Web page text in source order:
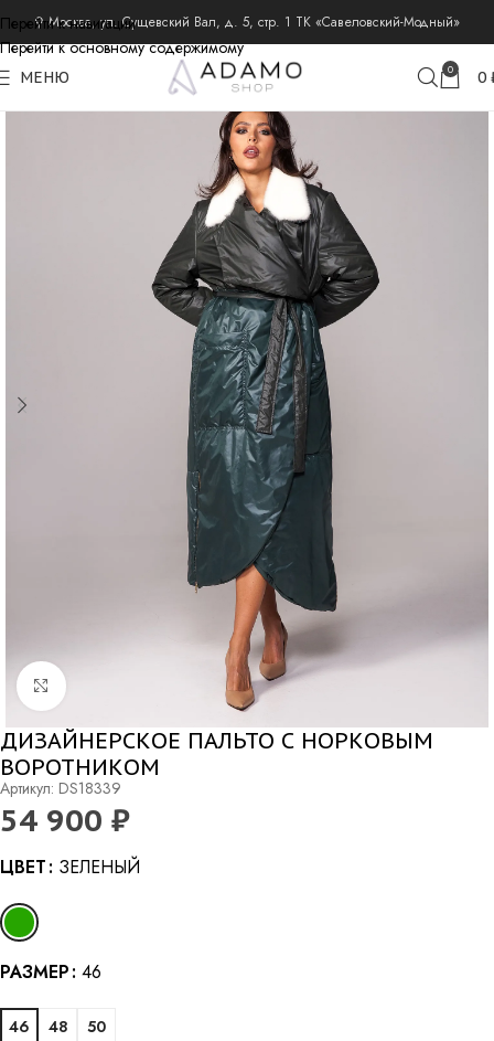
Перейти к навигации
Перейти к основному содержимому
⚲ Москва, ул. Сущевский Вал, д. 5, стр. 1 ТК «Савеловский-Модный»
МЕНЮ 0 0
главная куртки на синтепоне и пуху
Нажмите, чтобы увеличить
ДИЗАЙНЕРСКОЕ ПАЛЬТО С НОРКОВЫМ
ВОРОТНИКОМ
Артикул: DS18339
54 900 ₽
ЦВЕТ ЗЕЛЕНЫЙ
РАЗМЕР 46
46 48 50
Alternative: